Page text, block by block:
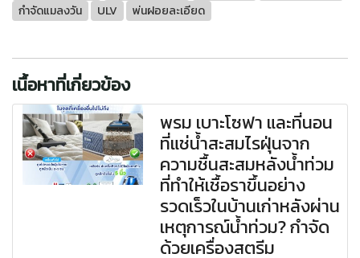
กำจัดแมลงวัน
ULV พ่นฝอยละเอียด
เนื้อหาที่เกี่ยวข้อง
พรม เบาะโซฟา และที่นอน
ที่แช่น้ำสะสมไรฝุ่นจาก
ความชื้นสะสมหลังน้ำท่วม
ที่ทำให้เชื้อราขึ้นอย่าง
รวดเร็วในบ้านเก่าหลังผ่าน
เหตุการณ์น้ำท่วม? กำจัด
ด้วยเครื่องสตรีม